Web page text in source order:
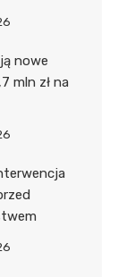
nowe
mln zł na